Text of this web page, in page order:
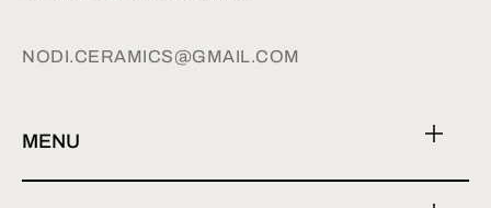
NODI.CERAMICS@GMAIL.COM
MENU